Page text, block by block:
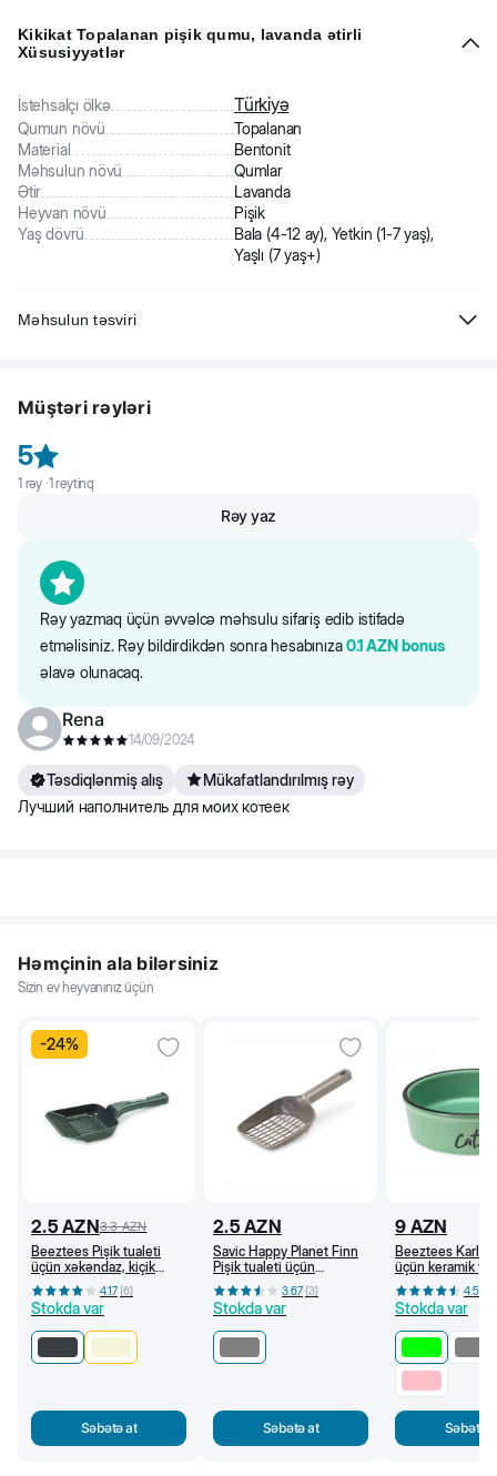
Kikikat Topalanan pişik qumu, lavanda ətirli
Xüsusiyyətlər
İstehsalçı ölkə Türkiyə
Qumun növü
Topalanan
Material
Bentonit
Məhsulun növü
Qumlar
Ətir
Lavanda
Heyvan növü
Pişik
Yaş dövrü
Bala (4-12 ay), Yetkin (1-7 yaş),
Yaşlı (7 yaş+)
Məhsulun təsviri
ətrinə malikdir. 100% zərərsiz məhsul.
Müştəri rəyləri
5
1 rəy ·1 reytinq
Rəy yazmaq üçün əvvəlcə məhsulu sifariş edib istifadə
etməlisiniz. Rəy bildirdikdən sonra hesabınıza0.1 AZN bonus
əlavə olunacaq.
Rəy yaz
Rena
14/09/2024
Təsdiqlənmiş alış
Mükafatlandırılmış rəy
Лучший наполнитель для моих котеек
Həmçinin ala bilərsiniz
Sizin ev heyvanınız üçün
-24%
2.5 AZN3.3 AZN
Beeztees Pişik tualeti
üçün xəkəndaz, kiçik
dəlikli (Antrasit)
4.17(6)
Stokda var
Səbətə at
2.5 AZN
Savic Happy Planet Finn
Pişik tualeti üçün
xəkəndaz, boz
3.67(3)
Stokda var
Səbətə at
9 AZN
Beeztees Karlie
üçün keramik
250 ml (Yaşıl)
4.5
Stokda var
Səbətə